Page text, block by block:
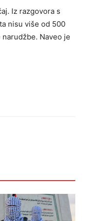
Iz razgovora s
nisu više od 500
Naveo je